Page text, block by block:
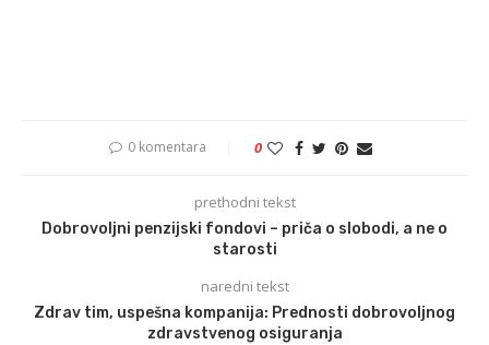
0 komentara 0
prethodni tekst
Dobrovoljni penzijski fondovi – priča o slobodi, a ne o
starosti
naredni tekst
Zdrav tim, uspešna kompanija: Prednosti dobrovoljnog
zdravstvenog osiguranja